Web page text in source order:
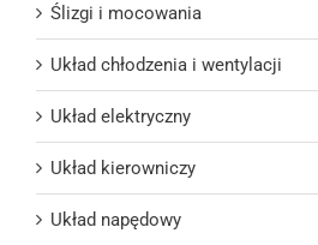
Ślizgi i mocowania
Układ chłodzenia i wentylacji
Układ elektryczny
Układ kierowniczy
Układ napędowy